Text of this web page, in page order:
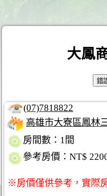
大鳳
(07)7818822
高雄市大寮區鳳林
房間數：1間
參考房價：NT$
※房價僅供參考，實際